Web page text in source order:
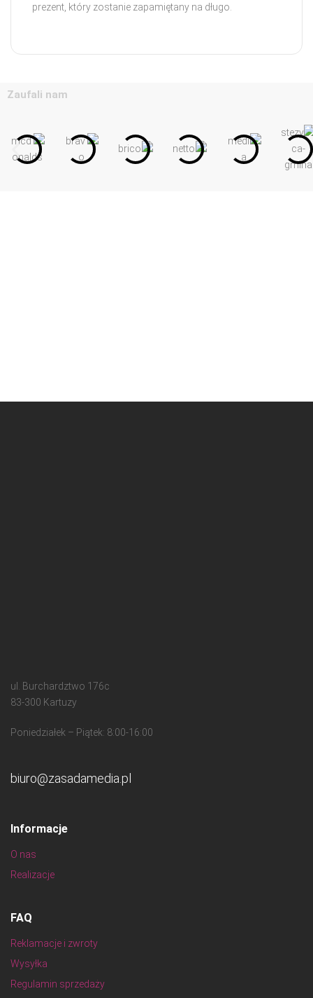
prezent, który zostanie zapamiętany na długo.
Zaufali nam
ul. Burchardztwo 176c
83-300 Kartuzy
Poniedziałek – Piątek: 8:00-16:00
biuro@zasadamedia.pl
Informacje
O nas
Realizacje
FAQ
Reklamacje i zwroty
Wysyłka
Regulamin sprzedaży